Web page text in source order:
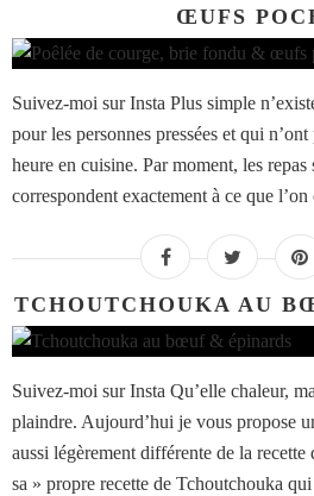
ŒUFS
Suivez-moi sur Insta Plus simple
pour les personnes pressées et qui n’ont
heure en cuisine. Par moment, les
correspondent exactement à ce que
TCHOUTCHOUKA AU
Suivez-moi sur Insta Qu’elle chaleur,
plaindre. Aujourd’hui je vous propose
aussi légèrement différente de la
sa » propre recette de Tchoutchouka